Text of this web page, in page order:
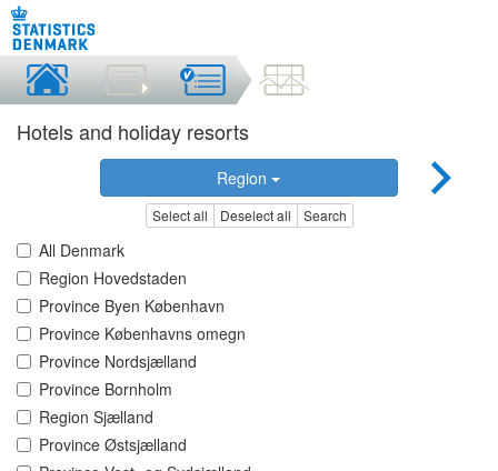
Hotels and holiday resorts
Region
Select all Deselect all Search
All Denmark
Region Hovedstaden
Province Byen København
Province Københavns omegn
Province Nordsjælland
Province Bornholm
Region Sjælland
Province Østsjælland